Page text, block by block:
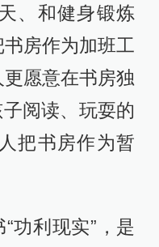
、和健身锻炼
房作为加班工
愿意在书房独
阅读、玩耍的
把书房作为暂
功利现实”，是